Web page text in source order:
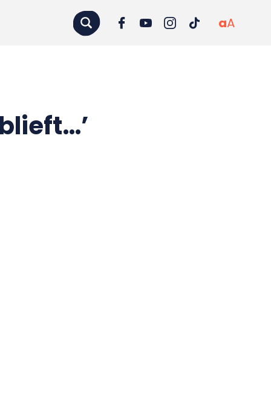
aA